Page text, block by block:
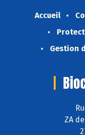
Accueil
Gestion
ZA